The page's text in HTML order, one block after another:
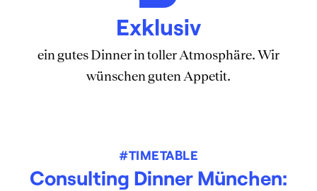
Exklusiv
ein gutes Dinner in toller Atmosphäre. Wir
wünschen guten Appetit.
#TIMETABLE
Consulting Dinner München: